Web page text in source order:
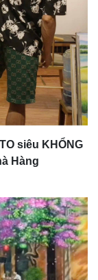
siêu KHỔNG
Hàng